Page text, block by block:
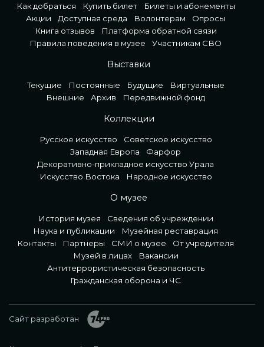
Как добраться
Купить билет
Билеты и абонементы
Акции
Доступная среда Волонтерам
Опросы
Книга отзывов
Платформа обратной связи
Правила поведения в музее
Участникам СВО
Выставки
Текущие Постоянные Будущие
Виртуальные
Внешние
Архив Передвижной фонд
Коллекции
Русское искусство
Советское искусство
Западная Европа
Фарфор
Декоративно-прикладное искусство Урала
Искусство Востока
Народное искусство
О музее
История музея
Сведения об учреждении
Наука и публикации
Музейная реставрация
Контакты
Партнеры СМИ о музее
От учредителя
Музей в лицах
Вакансии
Антитеррористическая безопасность
Гражданская оборона и ЧС
Сайт разработан